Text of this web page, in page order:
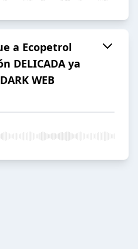
a Ecopetrol
DELICADA ya
WEB